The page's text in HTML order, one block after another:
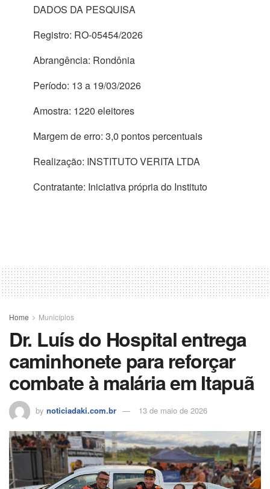
DADOS DA PESQUISA
Registro: RO-05454/2026
Abrangência: Rondônia
Período: 13 a 19/03/2026
Amostra: 1220 eleitores
Margem de erro: 3,0 pontos percentuais
Realização: INSTITUTO VERITA LTDA
Contratante: Iniciativa própria do Instituto
Home Municípios
Dr. Luís do Hospital entrega
caminhonete para reforçar
combate à malária em Itapuã
by noticiadaki.com.br 13 de maio de 2026